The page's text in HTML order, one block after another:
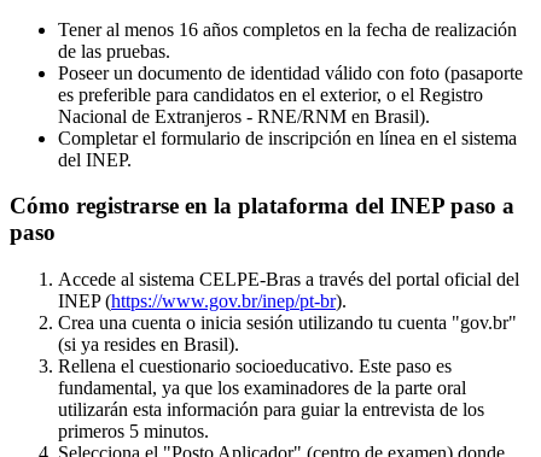
Tener al menos 16 años completos en la fecha de realización
de las pruebas.
Poseer un documento de identidad válido con foto (pasaporte
es preferible para candidatos en el exterior, o el Registro
Nacional de Extranjeros - RNE/RNM en Brasil).
Completar el formulario de inscripción en línea en el sistema
del INEP.
Cómo registrarse en la plataforma del INEP paso a
paso
Accede al sistema CELPE-Bras a través del portal oficial del
INEP (https://www.gov.br/inep/pt-br).
Crea una cuenta o inicia sesión utilizando tu cuenta "gov.br"
(si ya resides en Brasil).
Rellena el cuestionario socioeducativo. Este paso es
fundamental, ya que los examinadores de la parte oral
utilizarán esta información para guiar la entrevista de los
primeros 5 minutos.
Selecciona el "Posto Aplicador" (centro de examen) donde